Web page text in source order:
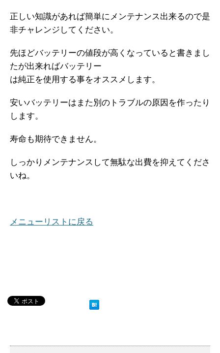
正しい知識があれば簡単にメンテナンス出来るので是
非チャレンジしてください。
先ほどバッテリーの値段が高くなっていると書きまし
たが出来ればバッテリー
は純正を使用する事をオススメします。
安いバッテリーはまた別のトラブルの原因を作ったり
します。
寿命も期待できません。
しっかりメンテナンスして無駄な出費を抑えてくださ
いね。
メニューリストに戻る